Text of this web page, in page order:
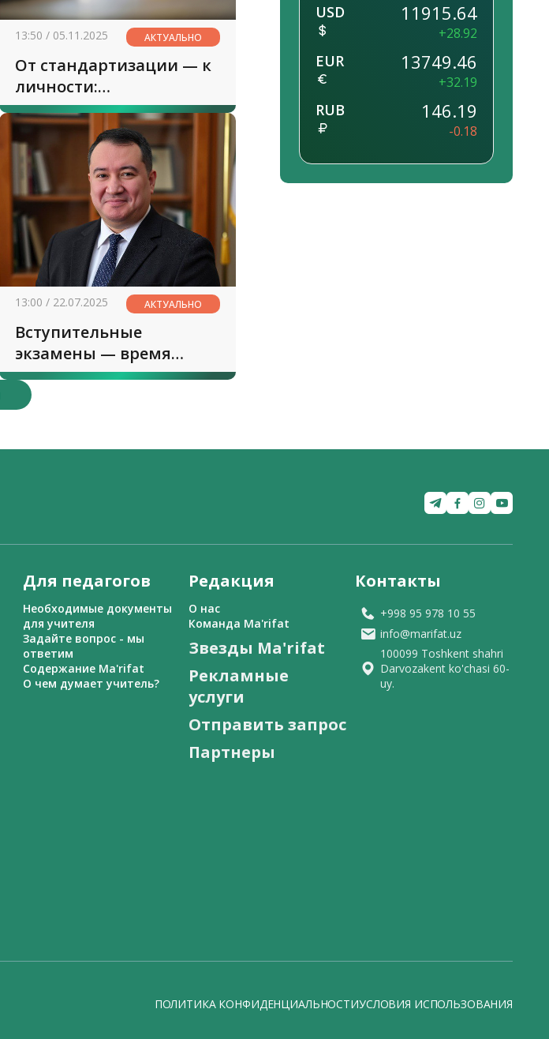
13:50 / 05.11.2025 АКТУАЛЬНО
От стандартизации — к
личности:
трансформация
образовательных
подходов
13:00 / 22.07.2025 АКТУАЛЬНО
Вступительные
экзамены — время
проверок не только для
абитуриентов
USD 11915.64
+28.92
EUR 13749.46
+32.19
RUB 146.19
-0.18
Для педагогов
Необходимые документы
для учителя
Задайте вопрос - мы
ответим
Содержание Ma'rifat
О чем думает учитель?
Редакция
О нас
Команда Ma'rifat
Звезды Ma'rifat
Рекламные
услуги
Отправить запрос
Партнеры
Контакты
+998 95 978 10 55
info@marifat.uz
100099 Toshkent shahri
Darvozakent ko'chasi 60-
uy.
ПОЛИТИКА КОНФИДЕНЦИАЛЬНОСТИУСЛОВИЯ ИСПОЛЬЗОВАНИЯ